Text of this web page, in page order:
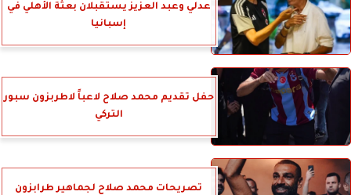
عدلي وعبد العزيز يستقبلان بعثة الأهلي في
إسبانيا
حفل تقديم محمد صلاح لاعباً لاطربزون سبور
التركي
تصريحات محمد صلاح لجماهير طرابزون